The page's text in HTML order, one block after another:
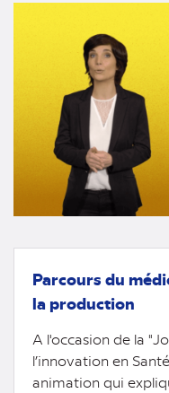
Parcours du
la production
A l'occasion de la
l’innovation en
animation qui